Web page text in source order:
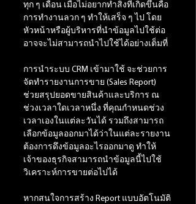
ทุก ๆ เดือน เมื่อไม่อยากทำสิ่งที่เกิดขึ้นคือ
การทำงานลวก ๆ ทำให้เสร็จ ๆ ไป โดย
หัวหน้าหรือผู้บริหารที่นำข้อมูลไปใช้ต่อ
อาจจะไม่สามารถนำไปใช้ได้อย่างเต็มที่
การนำระบบ CRM เข้ามาใช้ จะช่วยการ
จัดทำรายงานการขาย (Sales Report)
ช่วยสรุปยอดขายสินค้าและบริการ ณ
ช่วงเวลาใดเวลาหนึ่ง ที่คุณกำหนดช่วง
เวลาเองในแต่ละวันได้ รวมถึงสามารถ
เลือกข้อมูลออกมาได้ว่าในแต่ละรายงาน
ต้องการดึงข้อมูลอะไรออกมาดู ทำให้
เจ้าของธุรกิจสามารถนำข้อมูลนี้ไปใช้
วิเคราะห์การขายต่อไปได้
หากสนใจการสร้าง Report แบบอัตโนมัติ